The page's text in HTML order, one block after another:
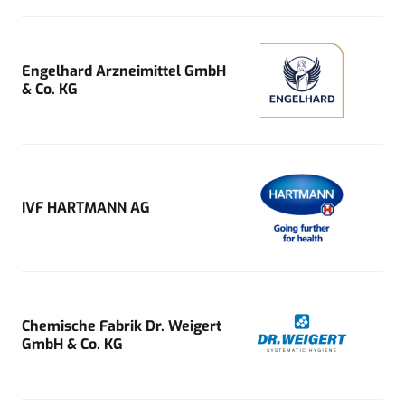
Engelhard Arzneimittel GmbH
& Co. KG
IVF HARTMANN AG
Chemische Fabrik Dr. Weigert
GmbH & Co. KG